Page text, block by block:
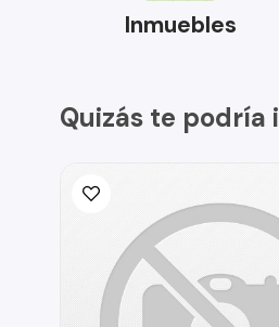
Inmuebles
Quizás te podría